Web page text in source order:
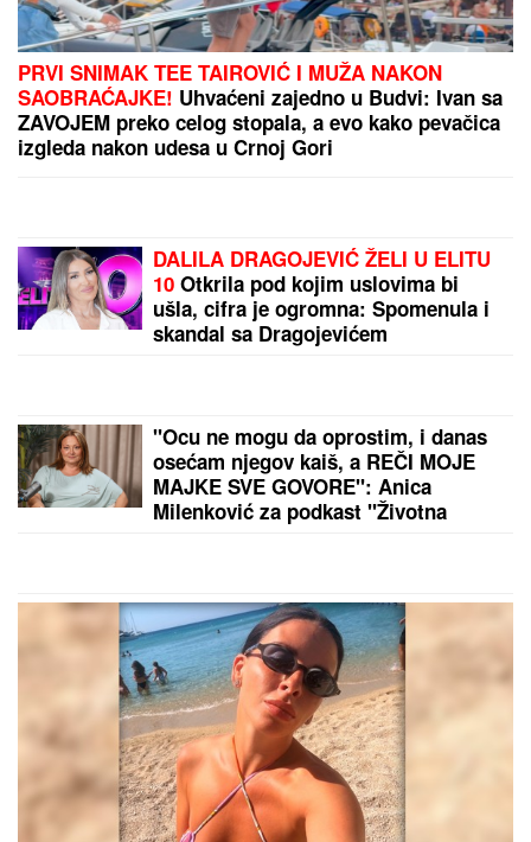
Drama u Nišu! Marija zvala kliniku
zbog Miljane, nastao neviđeni haos